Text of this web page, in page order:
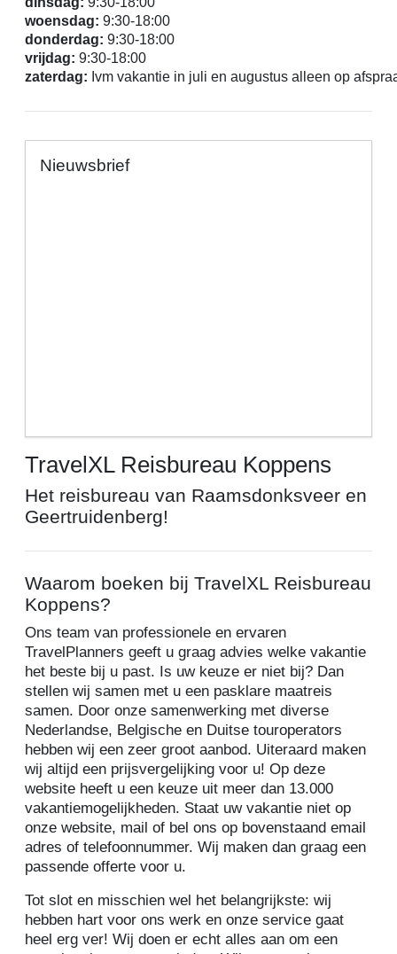
woensdag: 9:30-18:00
donderdag: 9:30-18:00
vrijdag: 9:30-18:00
zaterdag: Ivm vakantie in juli en augustus alleen op
Nieuwsbrief
TravelXL Reisbureau Koppens
Het reisbureau van Raamsdonksveer en
Geertruidenberg!
Waarom boeken bij TravelXL Reisbureau
Koppens?
Ons team van professionele en ervaren
TravelPlanners geeft u graag advies welke vakantie
het beste bij u past. Is uw keuze er niet bij? Dan
stellen wij samen met u een pasklare maatreis
samen. Door onze samenwerking met diverse
Nederlandse, Belgische en Duitse touroperators
hebben wij een zeer groot aanbod. Uiteraard maken
wij altijd een prijsvergelijking voor u! Op deze
website heeft u een keuze uit meer dan 13.000
vakantiemogelijkheden. Staat uw vakantie niet op
onze website, mail of bel ons op bovenstaand email
adres of telefoonnummer. Wij maken dan graag een
passende offerte voor u.
Tot slot en misschien wel het belangrijkste: wij
hebben hart voor ons werk en onze service gaat
heel erg ver! Wij doen er echt alles aan om een